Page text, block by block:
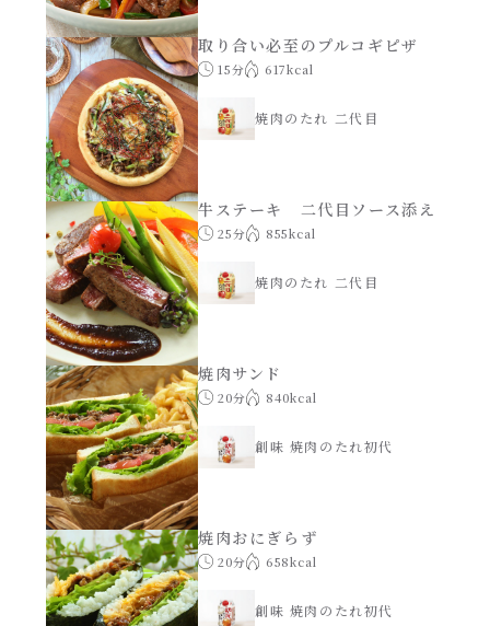
年末年始
その他
取り合い必至のプルコギピザ
15分 617kcal
焼肉のたれ 二代目
牛ステーキ 二代目ソース添え
25分 855kcal
焼肉のたれ 二代目
焼肉サンド
20分 840kcal
創味 焼肉のたれ初代
焼肉おにぎらず
20分 658kcal
創味 焼肉のたれ初代